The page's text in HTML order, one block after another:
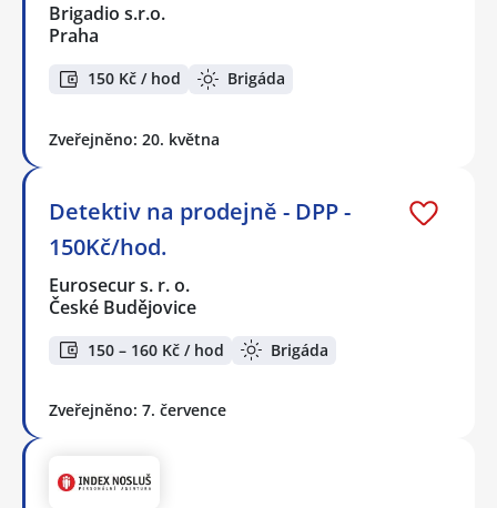
Brigadio s.r.o.
Praha
150 Kč / hod Brigáda
Zveřejněno: 20. května
Detektiv na prodejně - DPP -
150Kč/hod.
Eurosecur s. r. o.
České Budějovice
150 – 160 Kč / hod Brigáda
Zveřejněno: 7. července